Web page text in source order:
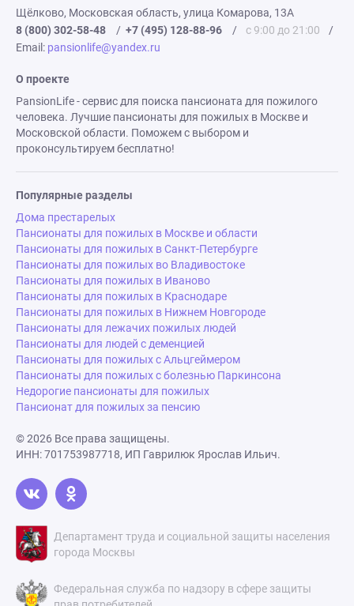
Щёлково, Московская область, улица Комарова, 13А
8 (800) 302-58-48
/ +7 (495) 128-88-96 / с 9:00 до 21:00
/
Email: pansionlife@yandex.ru
О проекте
PansionLife - сервис для поиска пансионата для пожилого
человека. Лучшие пансионаты для пожилых в Москве и
Московской области. Поможем с выбором и
проконсультируем бесплатно!
Популярные разделы
Дома престарелых
Пансионаты для пожилых в Москве и области
Пансионаты для пожилых в Санкт-Петербурге
Пансионаты для пожилых во Владивостоке
Пансионаты для пожилых в Иваново
Пансионаты для пожилых в Краснодаре
Пансионаты для пожилых в Нижнем Новгороде
Пансионаты для лежачих пожилых людей
Пансионаты для людей с деменцией
Пансионаты для пожилых с Альцгеймером
Пансионаты для пожилых с болезнью Паркинсона
Недорогие пансионаты для пожилых
Пансионат для пожилых за пенсию
© 2026 Все права защищены.
ИНН: 701753987718, ИП Гаврилюк Ярослав Ильич.
Департамент труда и социальной защиты населения
города Москвы
Федеральная служба по надзору в сфере защиты